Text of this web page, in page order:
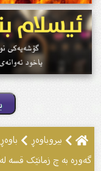
بیروباوه‌ڕ
گەورە بە چ زمانێک قسە